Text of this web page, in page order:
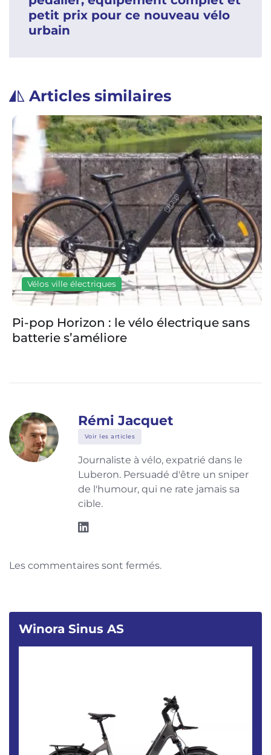
petit prix pour ce nouveau vélo
urbain
Articles similaires
Vélos ville électriques
Pi-pop Horizon : le vélo électrique sans
batterie s’améliore
Rémi Jacquet
Voir les articles
Journaliste à vélo, expatrié dans le
Luberon. Persuadé d'être un sniper
de l'humour, qui ne rate jamais sa
cible.
Les commentaires sont fermés.
Winora Sinus AS